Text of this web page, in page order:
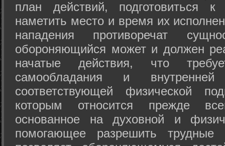
план действий, подготовиться
наметить место и время их
нападения противоречат
обороняющийся может и должен
начатые действия, что
самообладания и
соответствующей физической
которым относится прежде
основанное на духовной и
помогающее разрешить